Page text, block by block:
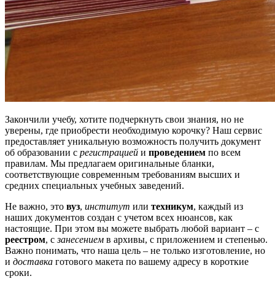
Закончили учебу, хотите подчеркнуть свои знания, но не
уверены, где приобрести необходимую корочку? Наш сервис
предоставляет уникальную возможность получить документ
об образовании с регистрацией и проведением по всем
правилам. Мы предлагаем оригинальные бланки,
соответствующие современным требованиям высших и
средних специальных учебных заведений.
Не важно, это вуз, институт или техникум, каждый из
наших документов создан с учетом всех нюансов, как
настоящие. При этом вы можете выбрать любой вариант – с
реестром, сзанесением в архивы, с приложением и степенью.
Важно понимать, что наша цель – не только изготовление, но
и доставка готового макета по вашему адресу в короткие
сроки.